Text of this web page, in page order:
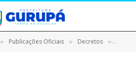
» Publicações Oficiais » Decretos »